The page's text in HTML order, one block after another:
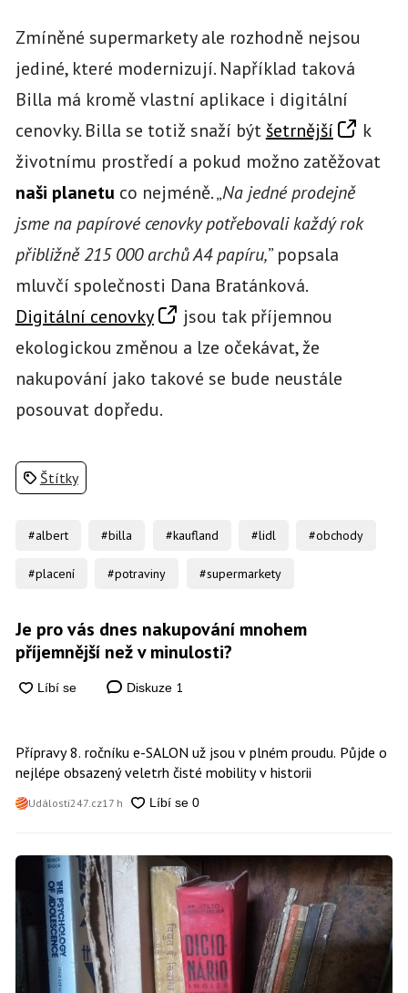
Zmíněné supermarkety ale rozhodně nejsou
jediné, které modernizují. Například taková
Billa má kromě vlastní aplikace i digitální
cenovky. Billa se totiž snaží být šetrnější
k
životnímu prostředí a pokud možno zatěžovat
naši planetu co nejméně. „Na jedné prodejně
jsme na papírové cenovky potřebovali každý rok
přibližně 215 000 archů A4 papíru,” popsala
mluvčí společnosti Dana Bratánková.
Digitální cenovky
jsou tak příjemnou
ekologickou změnou a lze očekávat, že
nakupování jako takové se bude neustále
posouvat dopředu.
Štítky
#albert #billa #kaufland #lidl #obchody
#placení #potraviny #supermarkety
Je pro vás dnes nakupování mnohem
příjemnější než v minulosti?
Diskuze 1
Přípravy 8. ročníku e-SALON už jsou v plném proudu. Půjde o
nejlépe obsazený veletrh čisté mobility v historii
Události247.cz17 h